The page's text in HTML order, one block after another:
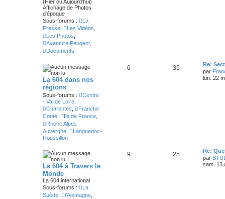
(Hier ou Aujourd'hui)
Affichage de Photos
d'époque
Sous-forums :
La
Presse
Les Vidéos
Les Photos
Aventure Peugeot
Documents
La 604 dans nos
régions
Sous-forums :
Centre
- Val de Loire
Charentes
Franche
Conté
Ile de France
Rhone Alpes
Auvergne
Languedoc-
Roussillon
6 35
Re:
par
lun. 22
La 604 à Travers le
Monde
La 604 international
Sous-forums :
La
Suède
l'Alemagne
9 25
Re:
par
sam. 13